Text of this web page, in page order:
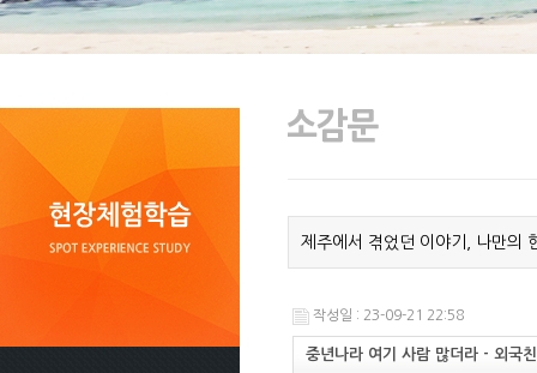
제주에서 겪었던 이야기, 나만의
작성일 : 23-09-21 22:58
중년나라 여기 사람 많더라 - 외국